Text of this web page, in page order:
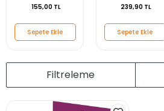
155,00 TL
Sepete Ekle
239,90 TL
Sepete Ekle
Filtreleme